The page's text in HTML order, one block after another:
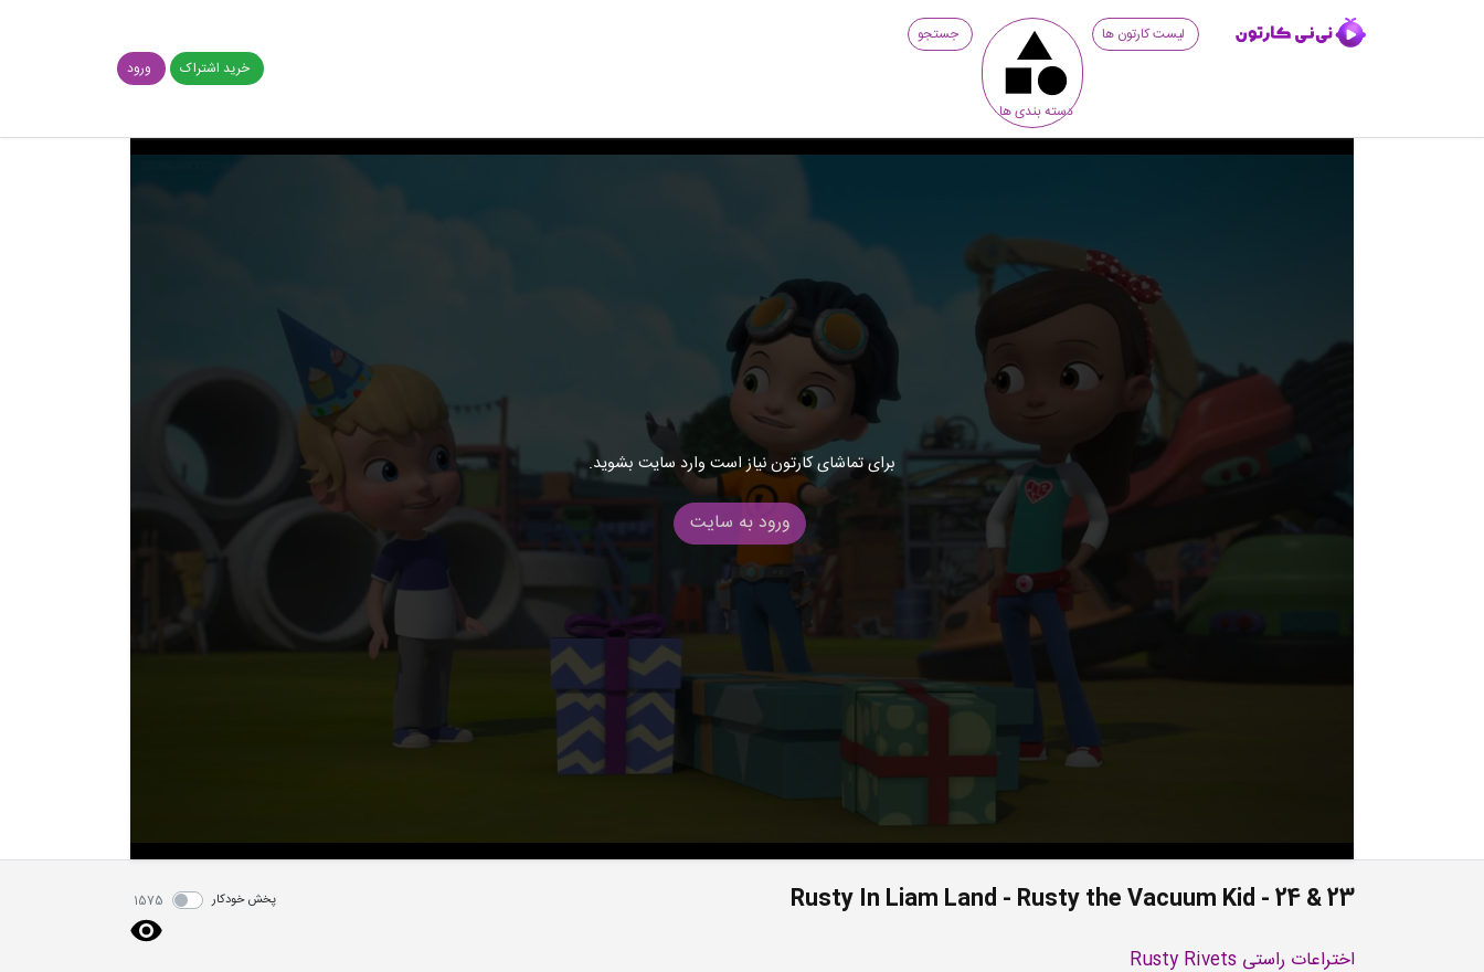
لیست کارتون ها
دسته بندی ها
جستجو
خرید اشتراک
ورود
برای تماشای کارتون نیاز است وارد سایت بشوید.
ورود به سایت
23 & 24 - Rusty In Liam Land - Rusty the Vacuum Kid پخش خودکار 1575
اختراعات راستی Rusty Rivets